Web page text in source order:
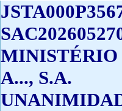
A..., S.A.